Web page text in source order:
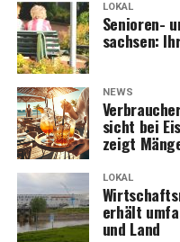
LOKAL
Senio­ren-
sach­sen:
NEWS
sicht bei
zeigt
LOKAL
erhält
und Land